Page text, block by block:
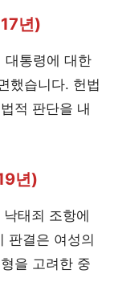
년)
대통령에 대한
했습니다. 헌법
적 판단을 내
년)
태죄 조항에
판결은 여성의
을 고려한 중